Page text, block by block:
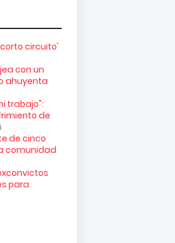
circuito'
con un
ahuyenta
trabajo":
de
de cinco
comunidad
para